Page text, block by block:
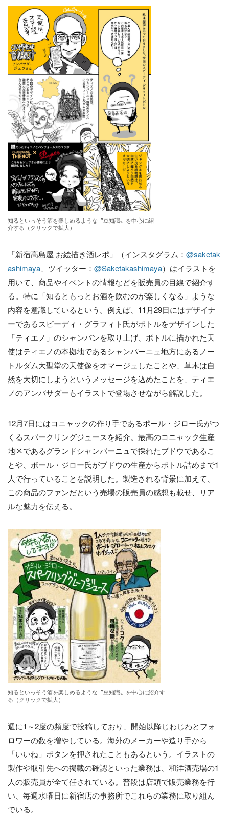
知るといっそう酒を楽しめるような〝豆知識〟を中心に紹
介する（クリックで拡大）
「新宿高島屋 お絵描き酒レポ」（インスタグラム： @saketak
ashimaya 、ツイッター： @Saketakashimaya）はイラストを
用いて、商品やイベントの情報などを販売員の目線で紹介す
る。特に「知るともっとお酒を飲むのが楽しくなる」ような
内容を意識しているという。例えば、11月29日にはデザイナ
ーであるスピーディ・グラフィト氏がボトルをデザインした
「ティエノ」のシャンパンを取り上げ、ボトルに描かれた天
使はティエノの本拠地であるシャンパーニュ地方にあるノー
トルダム大聖堂の天使像をオマージュしたことや、草木は自
然を大切にしようというメッセージを込めたことを、ティエ
ノのアンバサダーもイラストで登場させながら解説した。
12月7日にはコニャックの作り手であるポール・ジロー氏がつ
くるスパークリングジュースを紹介。最高のコニャック生産
地区であるグランドシャンパーニュで採れたブドウであるこ
とや、ポール・ジロー氏がブドウの生産からボトル詰めまで1
人で行っていることを説明した。製造される背景に加えて、
この商品のファンだという売場の販売員の感想も載せ、リア
ルな魅力を伝える。
知るといっそう酒を楽しめるような〝豆知識〟を中心に紹介す
る（クリックで拡大）
週に1～2度の頻度で投稿しており、開始以降じわじわとフォ
ロワーの数を増やしている。海外のメーカーや造り手から
「いいね」ボタンを押されたこともあるという。イラストの
製作や取引先への掲載の確認といった業務は、和洋酒売場の1
人の販売員が全て任されている。普段は店頭で販売業務を行
い、毎週水曜日に新宿店の事務所でこれらの業務に取り組ん
でいる。